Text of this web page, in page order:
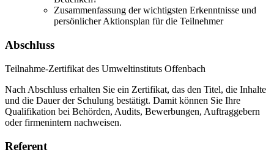
Zusammenfassung der wichtigsten Erkenntnisse und
persönlicher Aktionsplan für die Teilnehmer
Abschluss
Teilnahme-Zertifikat des Umweltinstituts Offenbach
Nach Abschluss erhalten Sie ein Zertifikat, das den Titel, die Inhalte
und die Dauer der Schulung bestätigt. Damit können Sie Ihre
Qualifikation bei Behörden, Audits, Bewerbungen, Auftraggebern
oder firmenintern nachweisen.
Referent